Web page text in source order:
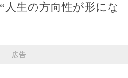
人生の方向性が形にな
広告